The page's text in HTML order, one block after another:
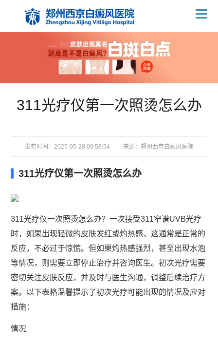
311光疗仪第一次照烫怎么办
发布时间：2025-05-28 09:58:54 来源： 郑州西京白癜风医院
311光疗仪第一次照烫怎么办
311光疗仪一次照烫怎么办？一次接受311窄谱UVB光疗
时，如果出现轻微的皮肤发红或灼热感，这通常是正常的
反应，不必过于惊慌。但如果灼热感强烈，甚至出现水泡
等情况，则需要立即停止治疗并咨询医生。初次光疗需要
密切关注皮肤反应，并及时与医生沟通，调整后续治疗方
案。以下表格温馨提示了初次光疗可能出现的情况及应对
措施：
情况